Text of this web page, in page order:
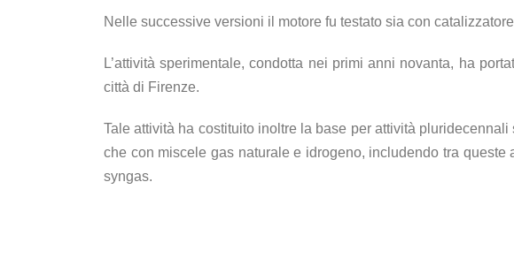
Nelle successive versioni il motore fu testato sia con
L’attività sperimentale, condotta nei primi anni novanta, ha
città di Firenze.
Tale attività ha costituito inoltre la base per attività
che con miscele gas naturale e idrogeno, includendo tra
syngas.